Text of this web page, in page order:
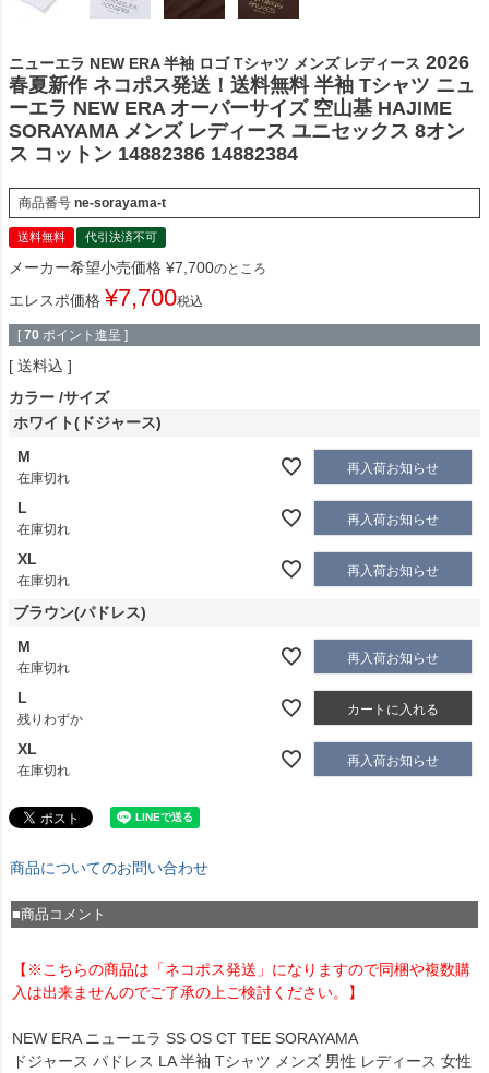
ニューエラ NEW ERA 半袖 ロゴ Tシャツ メンズ レディース 2026
春夏新作 ネコポス発送！送料無料 半袖 Tシャツ ニュ
ーエラ NEW ERA オーバーサイズ 空山基 HAJIME
SORAYAMA メンズ レディース ユニセックス 8オン
ス コットン 14882386 14882384
商品番号 ne-sorayama-t
送料無料 代引決済不可
メーカー希望小売価格 ¥7,700のところ
エレスポ価格 ¥7,700税込
[ 70 ポイント進呈 ]
送料込
カラー サイズ
ホワイト(ドジャース)
M
在庫切れ
再入荷お知らせ
L
在庫切れ
再入荷お知らせ
XL
在庫切れ
再入荷お知らせ
ブラウン(パドレス)
M
在庫切れ
再入荷お知らせ
L
残りわずか
カートに入れる
XL
在庫切れ
再入荷お知らせ
商品についてのお問い合わせ
■商品コメント
【※こちらの商品は「ネコポス発送」になりますので同梱や複数購
入は出来ませんのでご了承の上ご検討ください。】
NEW ERA ニューエラ SS OS CT TEE SORAYAMA
ドジャース パドレス LA 半袖 Tシャツ メンズ 男性 レディース 女性